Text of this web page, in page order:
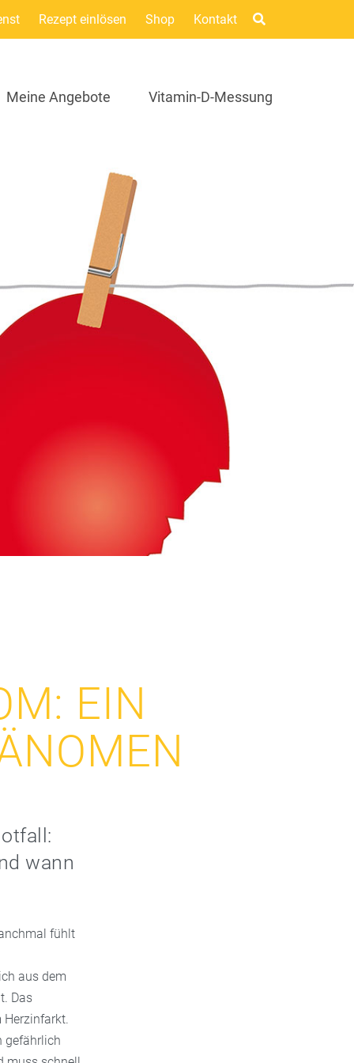
Rezept einlösen Shop Kontakt
Meine Angebote Vitamin-D-Messung
EIN
wann
fühlt
aus dem
Das
Herzinfarkt.
gefährlich